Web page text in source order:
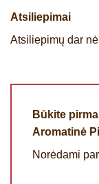
Atsiliepimai
Atsiliepimų dar
Būkite
Aromatinė
Norėdami